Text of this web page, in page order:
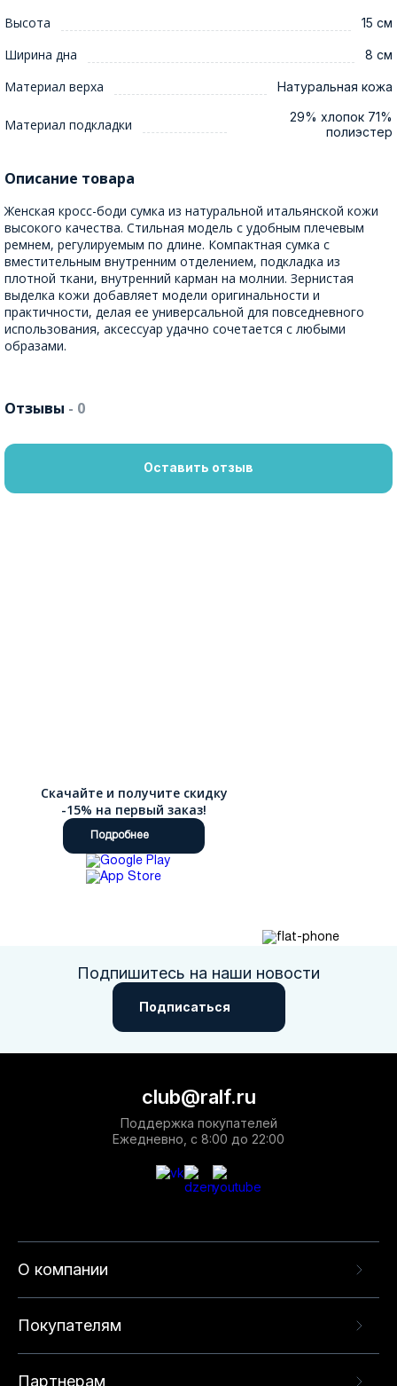
Высота 15 см
Ширина дна 8 см
Материал верха Натуральная кожа
Материал подкладки
29% хлопок 71%
полиэстер
Описание товара
Женская кросс-боди сумка из натуральной итальянской кожи
высокого качества. Стильная модель с удобным плечевым
ремнем, регулируемым по длине. Компактная сумка с
вместительным внутренним отделением, подкладка из
плотной ткани, внутренний карман на молнии. Зернистая
выделка кожи добавляет модели оригинальности и
практичности, делая ее универсальной для повседневного
использования, аксессуар удачно сочетается с любыми
образами.
Отзывы - 0
Оставить отзыв
Скачайте и получите скидку
-15% на первый заказ!
Подробнее
Подпишитесь на наши новости
Подписаться
О компании
Покупателям
Партнерам
club@ralf.ru
Поддержка покупателей
Ежедневно, с 8:00 до 22:00